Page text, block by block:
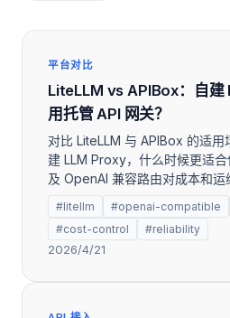
平台对比
LiteLLM vs APIBox：自建
用托管 API 网关？
对比 LiteLLM 与 APIBox 的适用
建 LLM Proxy，什么时候更适
及 OpenAI 兼容路由对成本和运
#litellm #openai-compatible
#cost-control
#reliability
2026/4/21